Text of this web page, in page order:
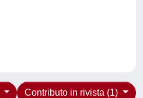
Contributo in rivista (1)